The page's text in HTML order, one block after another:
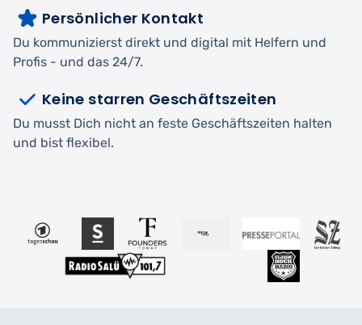
Persönlicher Kontakt
Du kommunizierst direkt und digital mit Helfern und
Profis - und das 24/7.
Keine starren Geschäftszeiten
Du musst Dich nicht an feste Geschäftszeiten halten
und bist flexibel.